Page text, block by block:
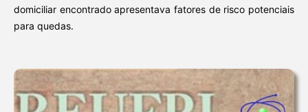
domiciliar encontrado apresentava fatores de risco potenciais
para quedas.